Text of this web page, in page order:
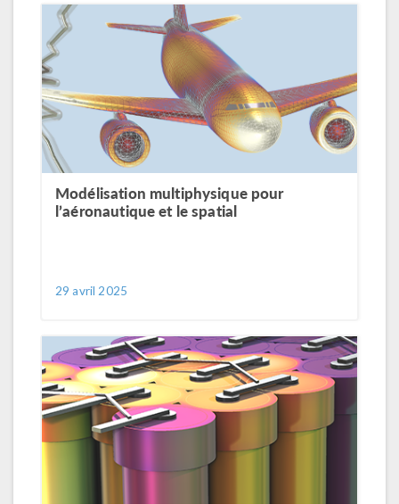
Modélisation multiphysique pour
l’aéronautique et le spatial
29 avril 2025